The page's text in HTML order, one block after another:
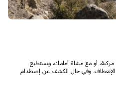
أو مع مشاة أمامك، ويستطيع
الإنعطاف. وفي حال الكشف عن إصطدام